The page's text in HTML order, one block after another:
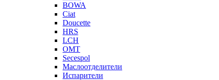
BOWA
Ciat
Doucette
HRS
LCH
OMT
Secespol
Маслоотделители
Испарители